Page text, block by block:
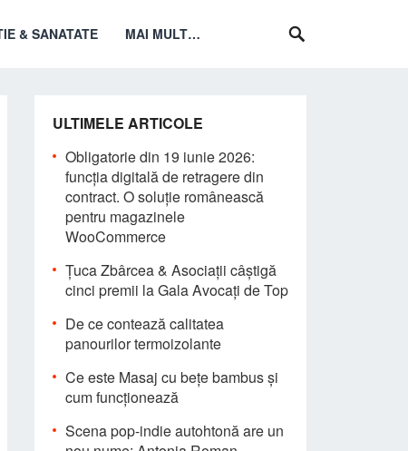
& SANATATE MAI MULT…
ULTIMELE ARTICOLE
Obligatorie din 19 iunie 2026:
funcția digitală de retragere din
contract. O soluție românească
pentru magazinele
WooCommerce
Țuca Zbârcea & Asociații câștigă
cinci premii la Gala Avocați de Top
De ce contează calitatea
panourilor termoizolante
Ce este Masaj cu bețe bambus și
cum funcționează
Scena pop-indie autohtonă are un